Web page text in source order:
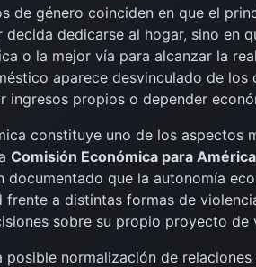
de género coinciden en que el
decida dedicarse al hogar, sino en
o la mejor vía para alcanzar la
aparece desvinculado de los
ingresos propios o depender
constituye uno de los aspectos
Comisión Económica para
documentado que la autonomía
frente a distintas formas de
sobre su propio proyecto de
posible normalización de